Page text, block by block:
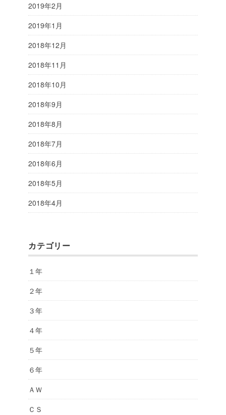
2019年2月
2019年1月
2018年12月
2018年11月
2018年10月
2018年9月
2018年8月
2018年7月
2018年6月
2018年5月
2018年4月
カテゴリー
１年
２年
３年
４年
５年
６年
ＡＷ
ＣＳ